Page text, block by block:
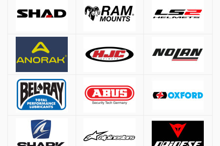
53-54 cm.
Άτοκες Δόσεις
3 δόσεις: άνω των 200€
6 δόσεις: άνω των 400€
9 δόσεις: άνω των 1000€
12 δόσεις: άνω των 1500€
Παραλαβή από Κατάστημα